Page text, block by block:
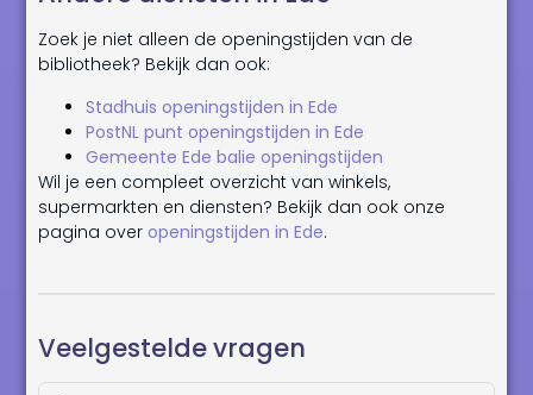
Zoek je niet alleen de openingstijden van de
bibliotheek? Bekijk dan ook:
Stadhuis openingstijden in Ede
PostNL punt openingstijden in Ede
Gemeente Ede balie openingstijden
Wil je een compleet overzicht van winkels,
supermarkten en diensten? Bekijk dan ook onze
pagina over openingstijden in Ede.
Veelgestelde vragen